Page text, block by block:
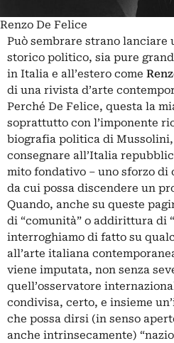
Renzo De Felice
Può sembrare strano lanciare
storico politico, sia pure
in Italia e all’estero come
di una rivista d’arte
Perché De Felice, questa la
soprattutto con l’imponente
biografia politica di Mussolini,
consegnare all’Italia
mito fondativo – uno sforzo di
da cui possa discendere un
Quando, anche su queste
di “comunità” o addirittura di
interroghiamo di fatto su
all’arte italiana
viene imputata, non senza
quell’osservatore
condivisa, certo, e insieme
che possa dirsi (in senso
anche intrinsecamente)